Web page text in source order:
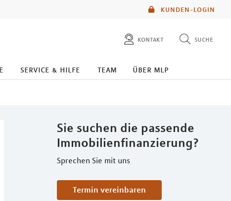
KUNDEN-LOGIN
kontakt suche
diese website durchsuchen
service & hilfe team über mlp
Sie suchen die passende
Immobilienfinanzierung?
Sprechen Sie mit uns
Termin vereinbaren